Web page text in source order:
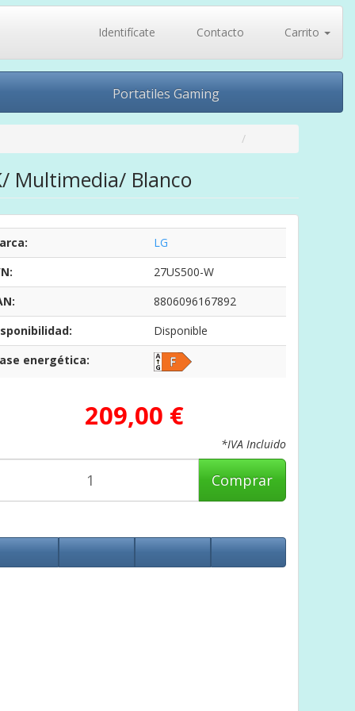
Identifícate Contacto Carrito
Portatiles Gaming
Multimedia/ Blanco
LG
27US500-W
8806096167892
Disponible
energética:
209,00 €
*IVA Incluido
Comprar